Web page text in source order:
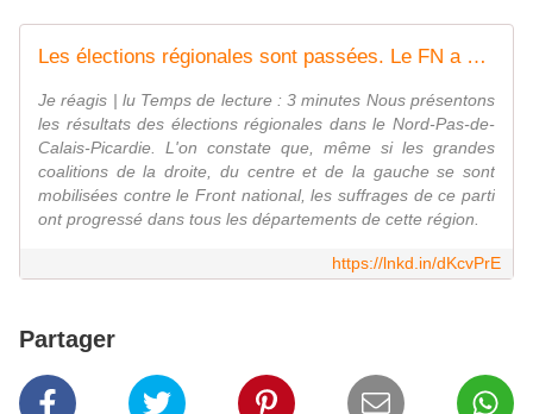
Les élections régionales sont passées. Le FN a été écarté de la victoire. Et après ? (2)
Je réagis | lu Temps de lecture : 3 minutes Nous présentons
les résultats des élections régionales dans le Nord-Pas-de-
Calais-Picardie. L'on constate que, même si les grandes
coalitions de la droite, du centre et de la gauche se sont
mobilisées contre le Front national, les suffrages de ce parti
ont progressé dans tous les départements de cette région.
https://lnkd.in/dKcvPrE
Partager